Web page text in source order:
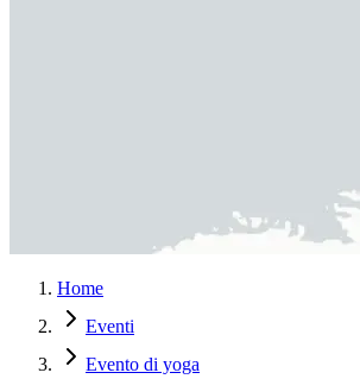
Home
Eventi
Evento di yoga